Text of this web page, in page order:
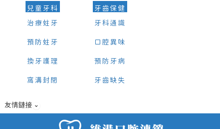
兒童牙科
治療蛀牙
預防蛀牙
換牙護理
窩溝封閉
牙齒保健
牙科通識
口腔異味
預防牙病
牙齒缺失
友情鏈接